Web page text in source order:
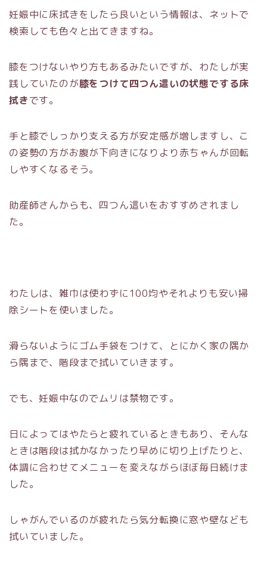
妊娠中に床拭きをしたら良いという情報は、ネットで
検索しても色々と出てきますね。
膝をつけないやり方もあるみたいですが、わたしが実
践していたのが膝をつけて四つん這いの状態でする床
拭きです。
手と膝でしっかり支える方が安定感が増しますし、こ
の姿勢の方がお腹が下向きになりより赤ちゃんが回転
しやすくなるそう。
助産師さんからも、四つん這いをおすすめされまし
た。
わたしは、雑巾は使わずに100均やそれよりも安い掃
除シートを使いました。
滑らないようにゴム手袋をつけて、とにかく家の隅か
ら隅まで、階段まで拭いていきます。
でも、妊娠中なのでムリは禁物です。
日によってはやたらと疲れているときもあり、そんな
ときは階段は拭かなかったり早めに切り上げたりと、
体調に合わせてメニューを変えながらほぼ毎日続けま
した。
しゃがんでいるのが疲れたら気分転換に窓や壁なども
拭いていました。